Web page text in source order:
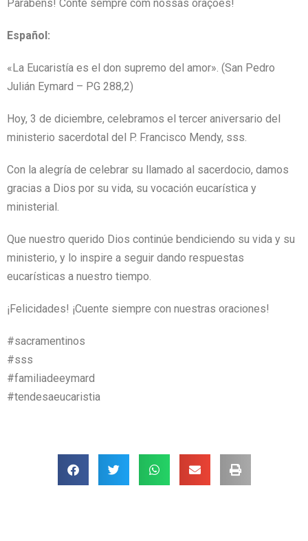
Parabéns! Conte sempre com nossas orações!
Español:
«La Eucaristía es el don supremo del amor». (San Pedro
Julián Eymard – PG 288,2)
Hoy, 3 de diciembre, celebramos el tercer aniversario del
ministerio sacerdotal del P. Francisco Mendy, sss.
Con la alegría de celebrar su llamado al sacerdocio, damos
gracias a Dios por su vida, su vocación eucarística y
ministerial.
Que nuestro querido Dios continúe bendiciendo su vida y su
ministerio, y lo inspire a seguir dando respuestas
eucarísticas a nuestro tiempo.
¡Felicidades! ¡Cuente siempre con nuestras oraciones!
#sacramentinos
#sss
#familiadeeymard
#tendesaeucaristia